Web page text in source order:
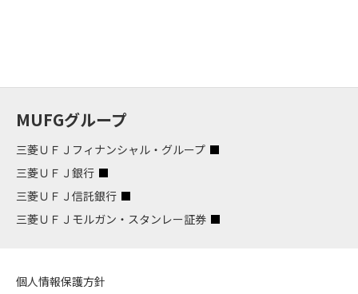
MUFGグループ
三菱ＵＦＪフィナンシャル・グループ
三菱ＵＦＪ銀行
三菱ＵＦＪ信託銀行
三菱ＵＦＪモルガン・スタンレー証券
個人情報保護方針